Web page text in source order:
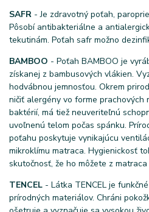
SAFR - Je zdravotný poťah,
Pôsobí antibakteriálne a
tekutinám. Poťah safr možno
BAMBOO - Poťah BAMBOO je
získanej z bambusových vlákien.
hodvábnou jemnosťou. Okrem
ničiť alergény vo forme prachových
baktérií, má tiež neuveriteľnú
uvoľnenú telom počas spánku.
poťahu poskytuje vynikajúcu
mikroklímu matraca. Hygienickosť
skutočnosť, že ho môžete z
TENCEL - Látka TENCEL je
prírodných materiálov. Chráni